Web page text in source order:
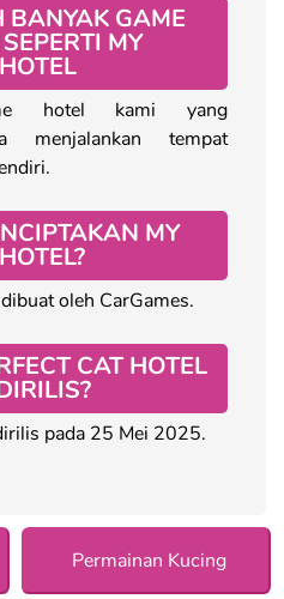
GAME
MY
hotel kami yang
menjalankan tempat
MY
dibuat oleh CarGames.
CAT HOTEL
pada 25 Mei 2025.
Permainan Kucing